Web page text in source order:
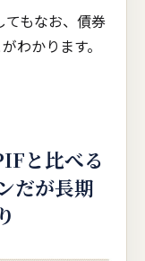
てもなお、債券
わかります。
と比べる
だが長期